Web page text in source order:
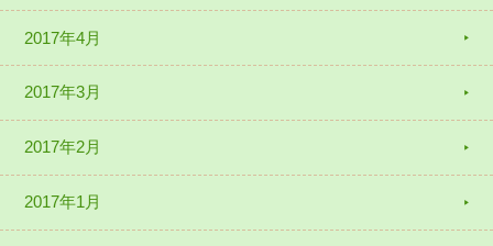
2017年4月
2017年3月
2017年2月
2017年1月